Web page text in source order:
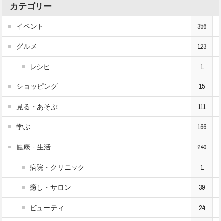
カテゴリー
イベント 356
グルメ 123
レシピ 1
ショッピング 15
見る・あそぶ 111
学ぶ 166
健康・生活 240
病院・クリニック 1
癒し・サロン 39
ビューティ 24